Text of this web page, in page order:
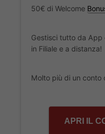
50€ di Welcome
Gestisci tutto da App
in Filiale e a distanza!
Molto più di un conto
APRI IL